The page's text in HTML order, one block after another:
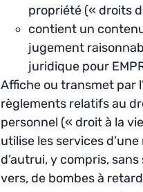
propriété (« droits
contient un
jugement
juridique pour
Affiche ou transmet par
règlements relatifs au
personnel (« droit à la
utilise les services
d’autrui, y compris,
vers, de bombes à